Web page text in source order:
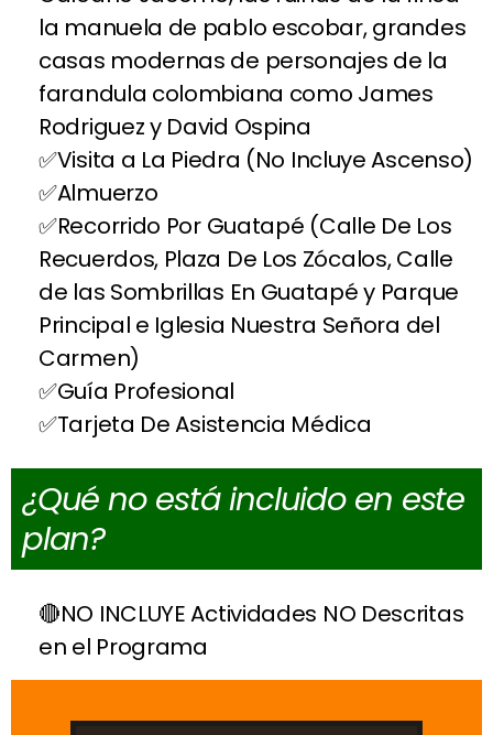
la manuela de pablo escobar, grandes
casas modernas de personajes de la
farandula colombiana como James
Rodriguez y David Ospina
Visita a La Piedra (No Incluye Ascenso)
Almuerzo
Recorrido Por Guatapé (Calle De Los
Recuerdos, Plaza De Los Zócalos, Calle
de las Sombrillas En Guatapé y Parque
Principal e Iglesia Nuestra Señora del
Carmen)
Guía Profesional
Tarjeta De Asistencia Médica
¿Qué no está incluido en este
plan?
NO INCLUYE Actividades NO Descritas
en el Programa